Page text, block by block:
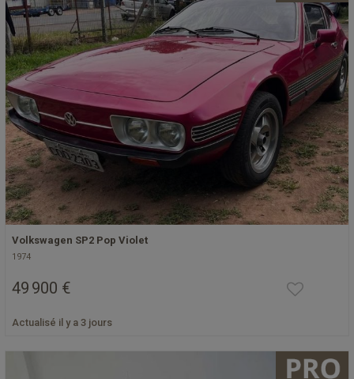
Volkswagen SP2 Pop Violet
1974
49 900 €
Actualisé il y a 3 jours